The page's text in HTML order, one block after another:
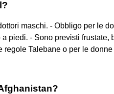
maschi. - Obbligo per le
piedi. - Sono previsti frustate,
Talebane o per le